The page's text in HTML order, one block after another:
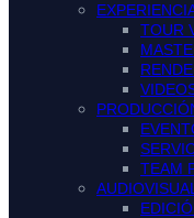
TOUR
TEAM
AUDIOVISUAL